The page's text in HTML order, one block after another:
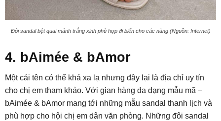
Đôi sandal bệt quai mảnh trắng xinh phù hợp đi biển cho các nàng (Nguồn: Internet)
4. bAimée & bAmor
Một cái tên có thể khá xa lạ nhưng đây lại là địa chỉ uy tín
cho chị em tham khảo. Với gian hàng đa dạng mẫu mã –
bAimée & bAmor mang tới những mẫu sandal thanh lịch và
phù hợp cho hội chị em dân văn phòng. Những đôi sandal